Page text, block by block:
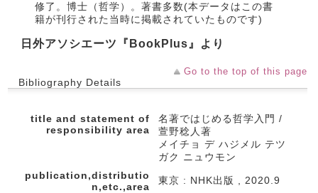
修了。博士（哲学）。著書多数(本データはこの書
籍が刊行された当時に掲載されていたものです)
日外アソシエーツ『BookPlus』より
Go to the top of this page
Bibliography Details
title and statement of
responsibility area
名著ではじめる哲学入門 /
萱野稔人著
メイチョ デ ハジメル テツ
ガク ニュウモン
publication,distributio
n,etc.,area
東京 : NHK出版 , 2020.9